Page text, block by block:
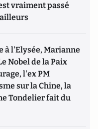
vraiment passé
à l'Elysée, Marianne
Nobel de la Paix
l'ex PM
sur la Chine, la
Tondelier fait du